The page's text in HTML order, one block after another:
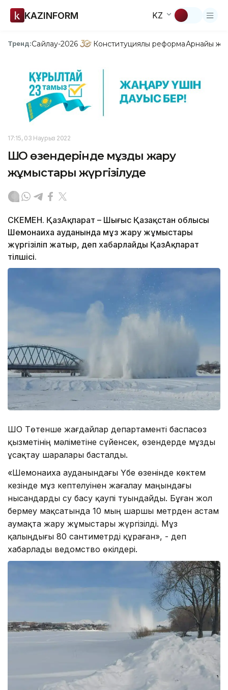
KAZINFORM KZ
Тренд:Сайлау-2026 Конституциялық реформаАрнайы
17:15, 03 Наурыз 2022
ШҚО өзендерінде мұзды жару
жұмыстары жүргізілуде
ӨСКЕМЕН. ҚазАқпарат – Шығыс Қазақстан облысы
Шемонаиха ауданында мұз жару жұмыстары
жүргізіліп жатыр, деп хабарлайды ҚазАқпарат
тілшісі.
ШҚО Төтенше жағдайлар департаменті баспасөз
қызметінің мәліметіне сүйенсек, өзендерде мұзды
ұсақтау шаралары басталды.
«Шемонаиха ауданындағы Үбе өзенінде көктем
кезінде мұз кептелуінен жағалау маңындағы
нысандарды су басу қаупі туындайды. Бұған жол
бермеу мақсатында 10 мың шаршы метрден астам
аумақта жару жұмыстары жүргізілді. Мұз
қалыңдығы 80 сантиметрді құраған», - деп
хабарлады ведомство өкілдері.